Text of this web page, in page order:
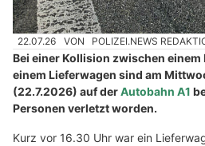
22.07.26 VON POLIZEI.NEWS
Bei einer Kollision zwischen
einem Lieferwagen sind am
(22.7.2026) auf derAutobahn A1
Personen verletzt worden.
Kurz vor 16.30 Uhr war ein